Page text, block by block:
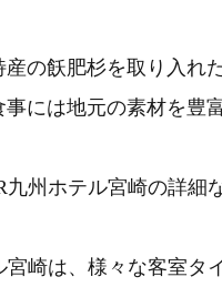
産の飫肥杉を取り入れ
事には地元の素材を豊
九州ホテル宮崎の詳細
宮崎は、様々な客室タ